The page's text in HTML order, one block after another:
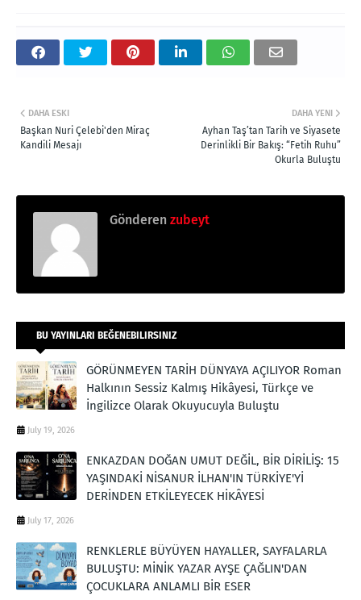
DAHA YENI
Ayhan Taş’tan Tarih ve Siyasete
Derinlikli Bir Bakış: “Fetih Ruhu”
Okurla Buluştu
DAHA ESKI
Başkan Nuri Çelebi'den Miraç
Kandili Mesajı
Gönderen zubeyt
BU YAYINLARI BEĞENEBILIRSINIZ
GÖRÜNMEYEN TARİH DÜNYAYA AÇILIYOR Roman
Halkının Sessiz Kalmış Hikâyesi, Türkçe ve
İngilizce Olarak Okuyucuyla Buluştu
July 19, 2026
ENKAZDAN DOĞAN UMUT DEĞİL, BİR DİRİLİŞ: 15
YAŞINDAKİ NİSANUR İLHAN'IN TÜRKİYE'Yİ
DERİNDEN ETKİLEYECEK HİKÂYESİ
July 17, 2026
RENKLERLE BÜYÜYEN HAYALLER, SAYFALARLA
BULUŞTU: MİNİK YAZAR AYŞE ÇAĞLIN'DAN
ÇOCUKLARA ANLAMLI BİR ESER